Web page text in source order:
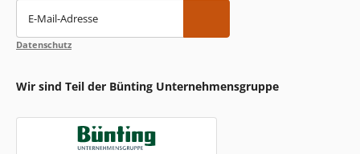
E-Mail-Adresse
Datenschutz
Wir sind Teil der Bünting Unternehmensgruppe